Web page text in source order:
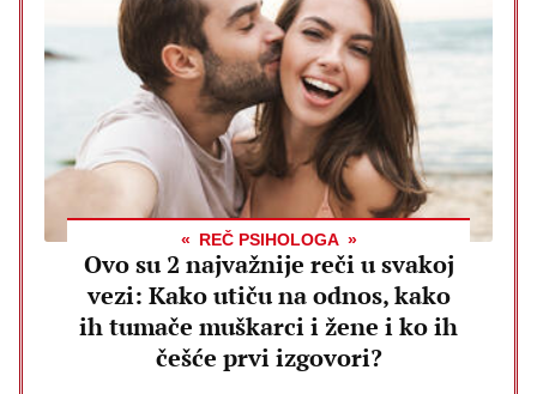
REČ PSIHOLOGA
Ovo su 2 najvažnije reči u svakoj
vezi: Kako utiču na odnos, kako
ih tumače muškarci i žene i ko ih
češće prvi izgovori?